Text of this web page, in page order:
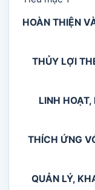
HOÀN THIỆN
THỦY LỢI
LINH
THÍCH ỨNG
QUẢN LÝ,